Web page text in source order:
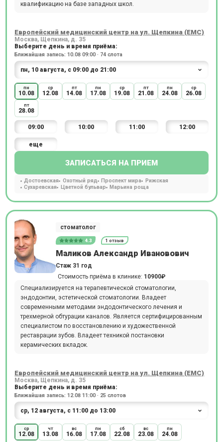
квалификацию на базе западных школ.
Европейский медицинский центр на ул. Щепкина (ЕМС)
Москва, Щепкина, д. 35
Выберите день и время приёма:
Ближайшая запись: 10.08 09:00 · 74 слота
пн
10.08
ср
12.08
пт
14.08
пн
17.08
ср
19.08
пт
21.08
пн
24.08
ср
26.08
пт
28.08
09:00 10:00 11:00 12:00
еще
ЗАПИСАТЬСЯ НА ПРИЕМ
Достоевская Охотный ряд Проспект мира
Рижская
Сухаревская
Цветной бульвар Марьина роща
стоматолог
4.3 1 отзыв
Маликов Александр Ивановович
Стаж 31 год
Стоимость приёма в клинике: 10900₽
Специализируется на терапевтической стоматологии,
эндодонтии, эстетической стоматологии. Владеет
современными методами эндодонтического лечения и
трехмерной обтурации каналов. Является сертифицированным
специалистом по восстановлению и художественной
реставрации зубов. Владеет техникой постановки
керамических вкладок.
Европейский медицинский центр на ул. Щепкина (ЕМС)
Москва, Щепкина, д. 35
Выберите день и время приёма:
Ближайшая запись: 12.08 11:00 · 25 слотов
ср
12.08
чт
13.08
вс
16.08
пн
17.08
сб
22.08
вс
23.08
пн
24.08